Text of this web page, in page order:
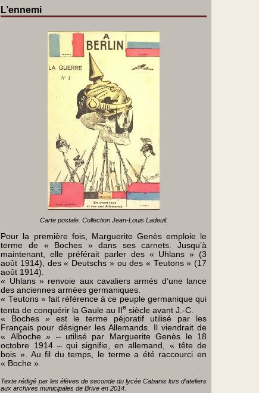
L’ennemi
Carte postale. Collection Jean-Louis Ladeuil.
Pour la première fois, Marguerite Genès emploie le
terme de « Boches » dans ses carnets. Jusqu’à
maintenant, elle préférait parler des « Uhlans » (3
août 1914), des « Deutschs » ou des « Teutons » (17
août 1914).
« Uhlans » renvoie aux cavaliers armés d’une lance
des anciennes armées germaniques.
« Teutons » fait référence à ce peuple germanique qui
tenta de conquérir la Gaule au IIe siècle avant J.-C.
« Boches » est le terme péjoratif utilisé par les
Français pour désigner les Allemands. Il viendrait de
« Alboche » – utilisé par Marguerite Genès le 18
octobre 1914 – qui signifie, en allemand, « tête de
bois ». Au fil du temps, le terme a été raccourci en
« Boche ».
Texte rédigé par les élèves de seconde du lycée Cabanis lors d’ateliers
aux archives municipales de Brive en 2014.